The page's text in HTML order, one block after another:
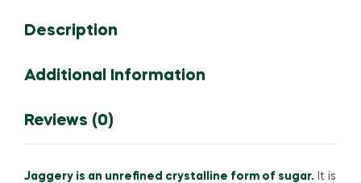
Description
Additional Information
Reviews (0)
Jaggery is an unrefined crystalline form of sugar. It is